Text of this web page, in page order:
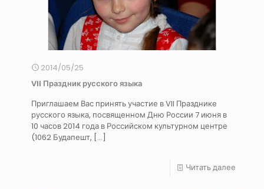
2014/05/25
VII Праздник русского языка
Приглашаем Вас принять участие в VII Празднике
русского языка, посвященном Дню России 7 июня в
10 часов 2014 года в Российском культурном центре
(1062 Будапешт, […]
Читать далее